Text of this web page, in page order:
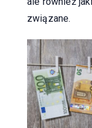
związane.